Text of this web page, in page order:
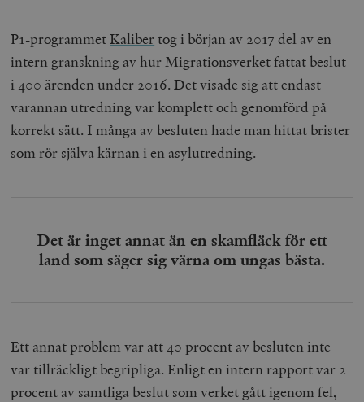
P1-programmetKaliber tog i början av 2017 del av en
intern granskning av hur Migrationsverket fattat beslut
i 400 ärenden under 2016. Det visade sig att endast
varannan utredning var komplett och genomförd på
korrekt sätt. I många av besluten hade man hittat brister
som rör själva kärnan i en asylutredning.
Det är inget annat än en skamfläck för ett
land som säger sig värna om ungas bästa.
Ett annat problem var att 40 procent av besluten inte
var tillräckligt begripliga. Enligt en intern rapport var 2
procent av samtliga beslut som verket gått igenom fel,